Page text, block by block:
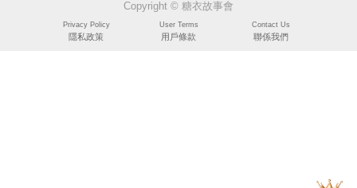
Copyright © 糖衣故事會
Privacy Policy
隱私政策
User Terms
用戶條款
Contact Us
聯係我們